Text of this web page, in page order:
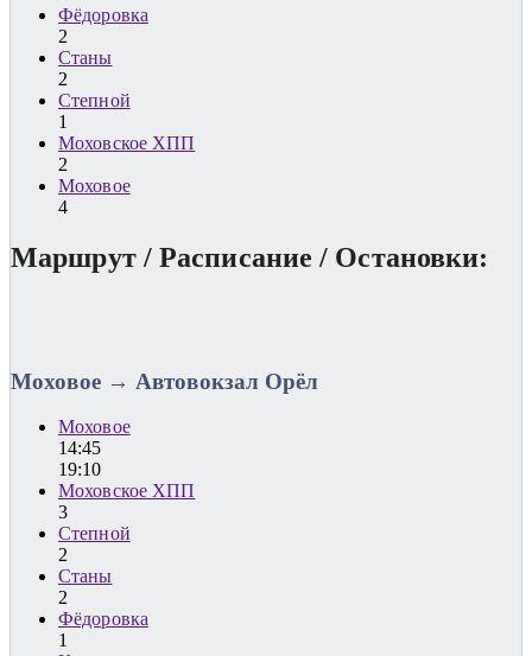
Фёдоровка
2
Станы
2
Степной
1
Моховское ХПП
2
Моховое
4
Маршрут / Расписание / Остановки:
Моховое → Автовокзал Орёл
Моховое
14:45
19:10
Моховское ХПП
3
Степной
2
Станы
2
Фёдоровка
1